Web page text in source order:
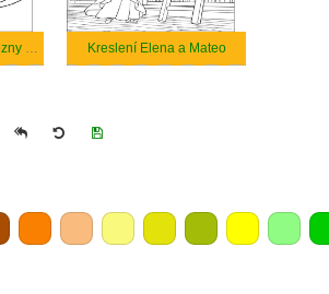
Kreslení skvělé princezny Elena Kreslení Elena a Mateo